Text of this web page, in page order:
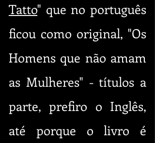
Tatto" que no português
ficou como original, "Os
Homens que não amam
as Mulheres" - títulos a
parte, prefiro o Inglês,
até porque o livro é